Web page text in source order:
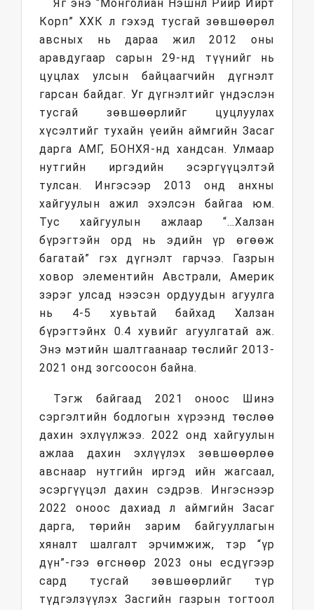
Яг энэ “Монголиан Нэшнл Рийр Ийрт
Корп” ХХК л гэхэд тусгай зөвшөөрөл
авсных нь дараа жил 2012 оны
аравдугаар сарын 29-нд түүнийг нь
цуцлах улсын байцаагчийн дүгнэлт
гарсан байдаг. Уг дүгнэлтийг үндэслэн
тусгай зөвшөөрлийг цуцлуулах
хүсэлтийг тухайн үеийн аймгийн Засаг
дарга АМГ, БОНХЯ-нд хандсан. Улмаар
нутгийн иргэдийн эсэргүүцэлтэй
тулсан. Ингэсээр 2013 онд анхны
хайгуулын ажил эхэлсэн байгаа юм.
Тус хайгуулын ажлаар “…Халзан
бүрэгтэйн орд нь эдийн үр өгөөж
багатай” гэх дүгнэлт гарчээ. Газрын
ховор элементийн Австрали, Америк
зэрэг улсад нээсэн ордуудын агуулга
нь 4-5 хувьтай байхад Халзан
бүрэгтэйнх 0.4 хувийг агуулгатай аж.
Энэ мэтийн шалтгаанаар төслийг 2013-
2021 онд зогсоосон байна.
Тэгж байгаад 2021 оноос Шинэ
сэргэлтийн бодлогын хүрээнд төслөө
дахин эхлүүлжээ. 2022 онд хайгуулын
ажлаа дахин эхлүүлэх зөвшөөрлөө
авснаар нутгийн иргэд ийн жагсаал,
эсэргүүцэл дахин сэдрэв. Ингэснээр
2022 оноос дахиад л аймгийн Засаг
дарга, төрийн зарим байгууллагын
хяналт шалгалт эрчимжиж, тэр “үр
дүн”-гээ өгснөөр 2023 оны есдүгээр
сард тусгай зөвшөөрлийг түр
түдгэлзүүлэх Засгийн газрын тогтоол